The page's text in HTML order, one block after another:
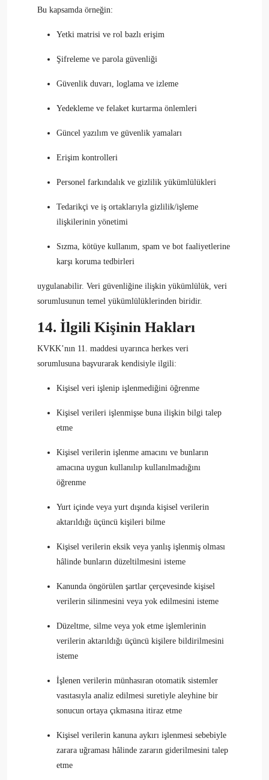
Bu kapsamda örneğin:
Yetki matrisi ve rol bazlı erişim
Şifreleme ve parola güvenliği
Güvenlik duvarı, loglama ve izleme
Yedekleme ve felaket kurtarma önlemleri
Güncel yazılım ve güvenlik yamaları
Erişim kontrolleri
Personel farkındalık ve gizlilik yükümlülükleri
Tedarikçi ve iş ortaklarıyla gizlilik/işleme
ilişkilerinin yönetimi
Sızma, kötüye kullanım, spam ve bot faaliyetlerine
karşı koruma tedbirleri
uygulanabilir. Veri güvenliğine ilişkin yükümlülük, veri
sorumlusunun temel yükümlülüklerinden biridir.
14. İlgili Kişinin Hakları
KVKK’nın 11. maddesi uyarınca herkes veri
sorumlusuna başvurarak kendisiyle ilgili:
Kişisel veri işlenip işlenmediğini öğrenme
Kişisel verileri işlenmişse buna ilişkin bilgi talep
etme
Kişisel verilerin işlenme amacını ve bunların
amacına uygun kullanılıp kullanılmadığını
öğrenme
Yurt içinde veya yurt dışında kişisel verilerin
aktarıldığı üçüncü kişileri bilme
Kişisel verilerin eksik veya yanlış işlenmiş olması
hâlinde bunların düzeltilmesini isteme
Kanunda öngörülen şartlar çerçevesinde kişisel
verilerin silinmesini veya yok edilmesini isteme
Düzeltme, silme veya yok etme işlemlerinin
verilerin aktarıldığı üçüncü kişilere bildirilmesini
isteme
İşlenen verilerin münhasıran otomatik sistemler
vasıtasıyla analiz edilmesi suretiyle aleyhine bir
sonucun ortaya çıkmasına itiraz etme
Kişisel verilerin kanuna aykırı işlenmesi sebebiyle
zarara uğraması hâlinde zararın giderilmesini talep
etme